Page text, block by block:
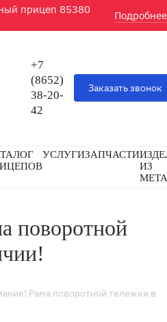
прицеп 85380
Подробнее
+7
(8652)
38-20-
42
Заказать звонок
УСЛУГИЗАПЧАСТИ
ИЗ
поворотной
Рама поворотной тележки в